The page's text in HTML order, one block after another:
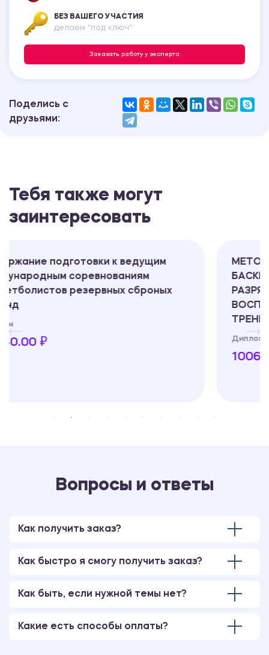
БЕЗ ВАШЕГО УЧАСТИЯ
делаем "под ключ"
Заказать работу у эксперта
Поделись с
друзьями:
Тебя также могут
заинтересовать
ведущим
сброных
МЕТОДИКА ПОДГОТОВКИ
БАСКЕТБОЛИСТОВ
РАЗРЯДОВ НА ОСНОВЕ
ВОСПРИЯТИЯ ИНФОРМАЦИИ
ТРЕНИРОВОЧНОЙ
Вопросы и ответы
Как получить заказ?
Как быстро я смогу получить заказ?
Как быть, если нужной темы нет?
Какие есть способы оплаты?